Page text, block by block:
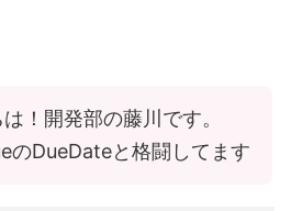
！開発部の藤川です。
のDueDateと格闘してます